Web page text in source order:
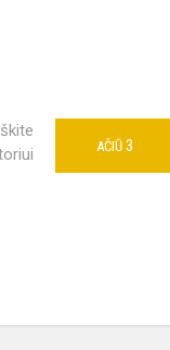
AČIŪ 3